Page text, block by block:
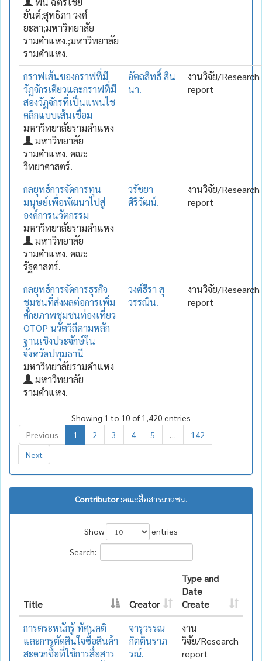
ยันต์;สุทธิภา วงศ์
ยะลา;มหาวิทยาลัย
รามคำแหง.;มหาวิทยาลัย
รามคำแหง.
กราฟเส้นของกราฟที่มี
วัฏจักรเดียวและกราฟที่มี
สองวัฏจักรที่เป็นแพนไช
คลิกแบบเส้นเชื่อม
มหาวิทยาลัยรามคำแหง
มหาวิทยาลัย
รามคำแหง. คณะ
วิทยาศาสตร์.
อัตถสิทธิ์ สิน
นา.
งานวิจัย/Research
report
กลยุทธ์การจัดการทุน
มนุษย์เพื่อพัฒนาไปสู่
องค์การนวัตกรรม
มหาวิทยาลัยรามคำแหง
มหาวิทยาลัย
รามคำแหง. คณะ
รัฐศาสตร์.
วรัชยา
ศิริวัฒน์.
งานวิจัย/Research
report
กลยุทธ์การจัดการธุรกิจ
ชุมชนที่ส่งผลต่อการเพิ่ม
ศักยภาพชุมชนท่องเที่ยว
OTOP นวัตวิถีตามหลัก
ฐานเชิงประจักษ์ใน
จังหวัดปทุมธานี
มหาวิทยาลัยรามคำแหง
มหาวิทยาลัย
รามคำแหง.
วงศ์ธีรา สุ
วรรณิน.
งานวิจัย/Research
report
Showing 1 to 10 of 1,420 entries
Previous
1 2 3 4 5
142
Next
Contributor :คณะสื่อสารมวลชน.
Show
entries
Search:
Title Creator
Type and
Date
Create
การตระหนักรู้ ทัศนคติ
และการตัดสินใจซื้อสินค้า
สะดวกซื้อที่ใช้การสื่อสาร
จารุวรรณ
กิตตินราภ
รณ์.
งาน
วิจัย/Research
report